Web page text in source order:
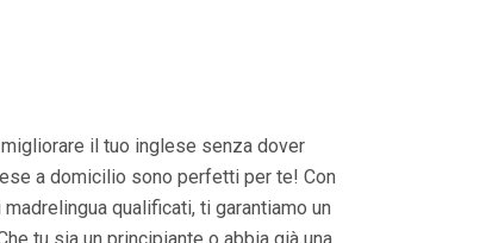
il tuo inglese senza dover
a domicilio sono perfetti per te! Con
qualificati, ti garantiamo un